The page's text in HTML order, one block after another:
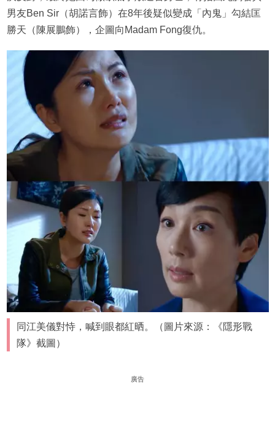
男友Ben Sir（胡諾言飾）在8年後疑似變成「內鬼」勾結匡
勝天（陳展鵬飾），企圖向Madam Fong復仇。
同江美儀對恃，喊到眼都紅晒。（圖片來源：《隱形戰
隊》截圖）
廣告